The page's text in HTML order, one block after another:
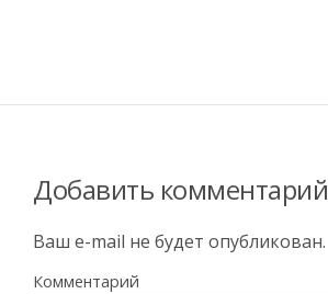
Добавить комментарий
Ваш e-mail не будет опубликован.
Комментарий